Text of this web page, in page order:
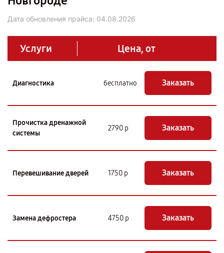
Дата обновления прайса: 04.08.2026
Услуги Цена, от
Диагностика бесплатно Заказать
Прочистка дренажной
системы
2790 р Заказать
Перевешивание дверей 1750 р Заказать
Замена дефростера 4750 р Заказать